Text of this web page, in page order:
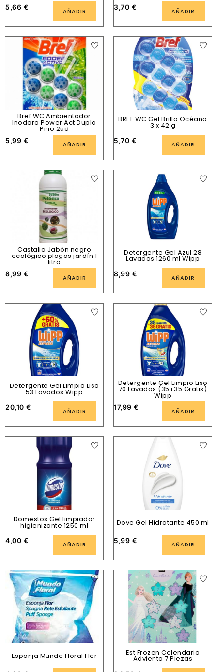
5,66 € AÑADIR 3,70 € AÑADIR
Bref WC Ambientador
Inodoro Power Act Duplo
Pino 2ud
5,99 € AÑADIR
BREF WC Gel Brillo Océano
3 x 42 g
5,70 € AÑADIR
Castalia Jabón negro
ecológico plagas jardín 1
litro
8,99 € AÑADIR
Detergente Gel Azul 28
Lavados 1260 ml Wipp
8,99 € AÑADIR
Detergente Gel Limpio Liso
53 Lavados Wipp
20,10 € AÑADIR
Detergente Gel Limpio Liso
70 Lavados (35+35 Gratis)
Wipp
17,99 € AÑADIR
Domestos Gel limpiador
higienizante 1250 ml
4,00 € AÑADIR
Dove Gel Hidratante 450 ml
5,99 € AÑADIR
Esponja Mundo Floral Flor Est Frozen Calendario
Adviento 7 Piezas